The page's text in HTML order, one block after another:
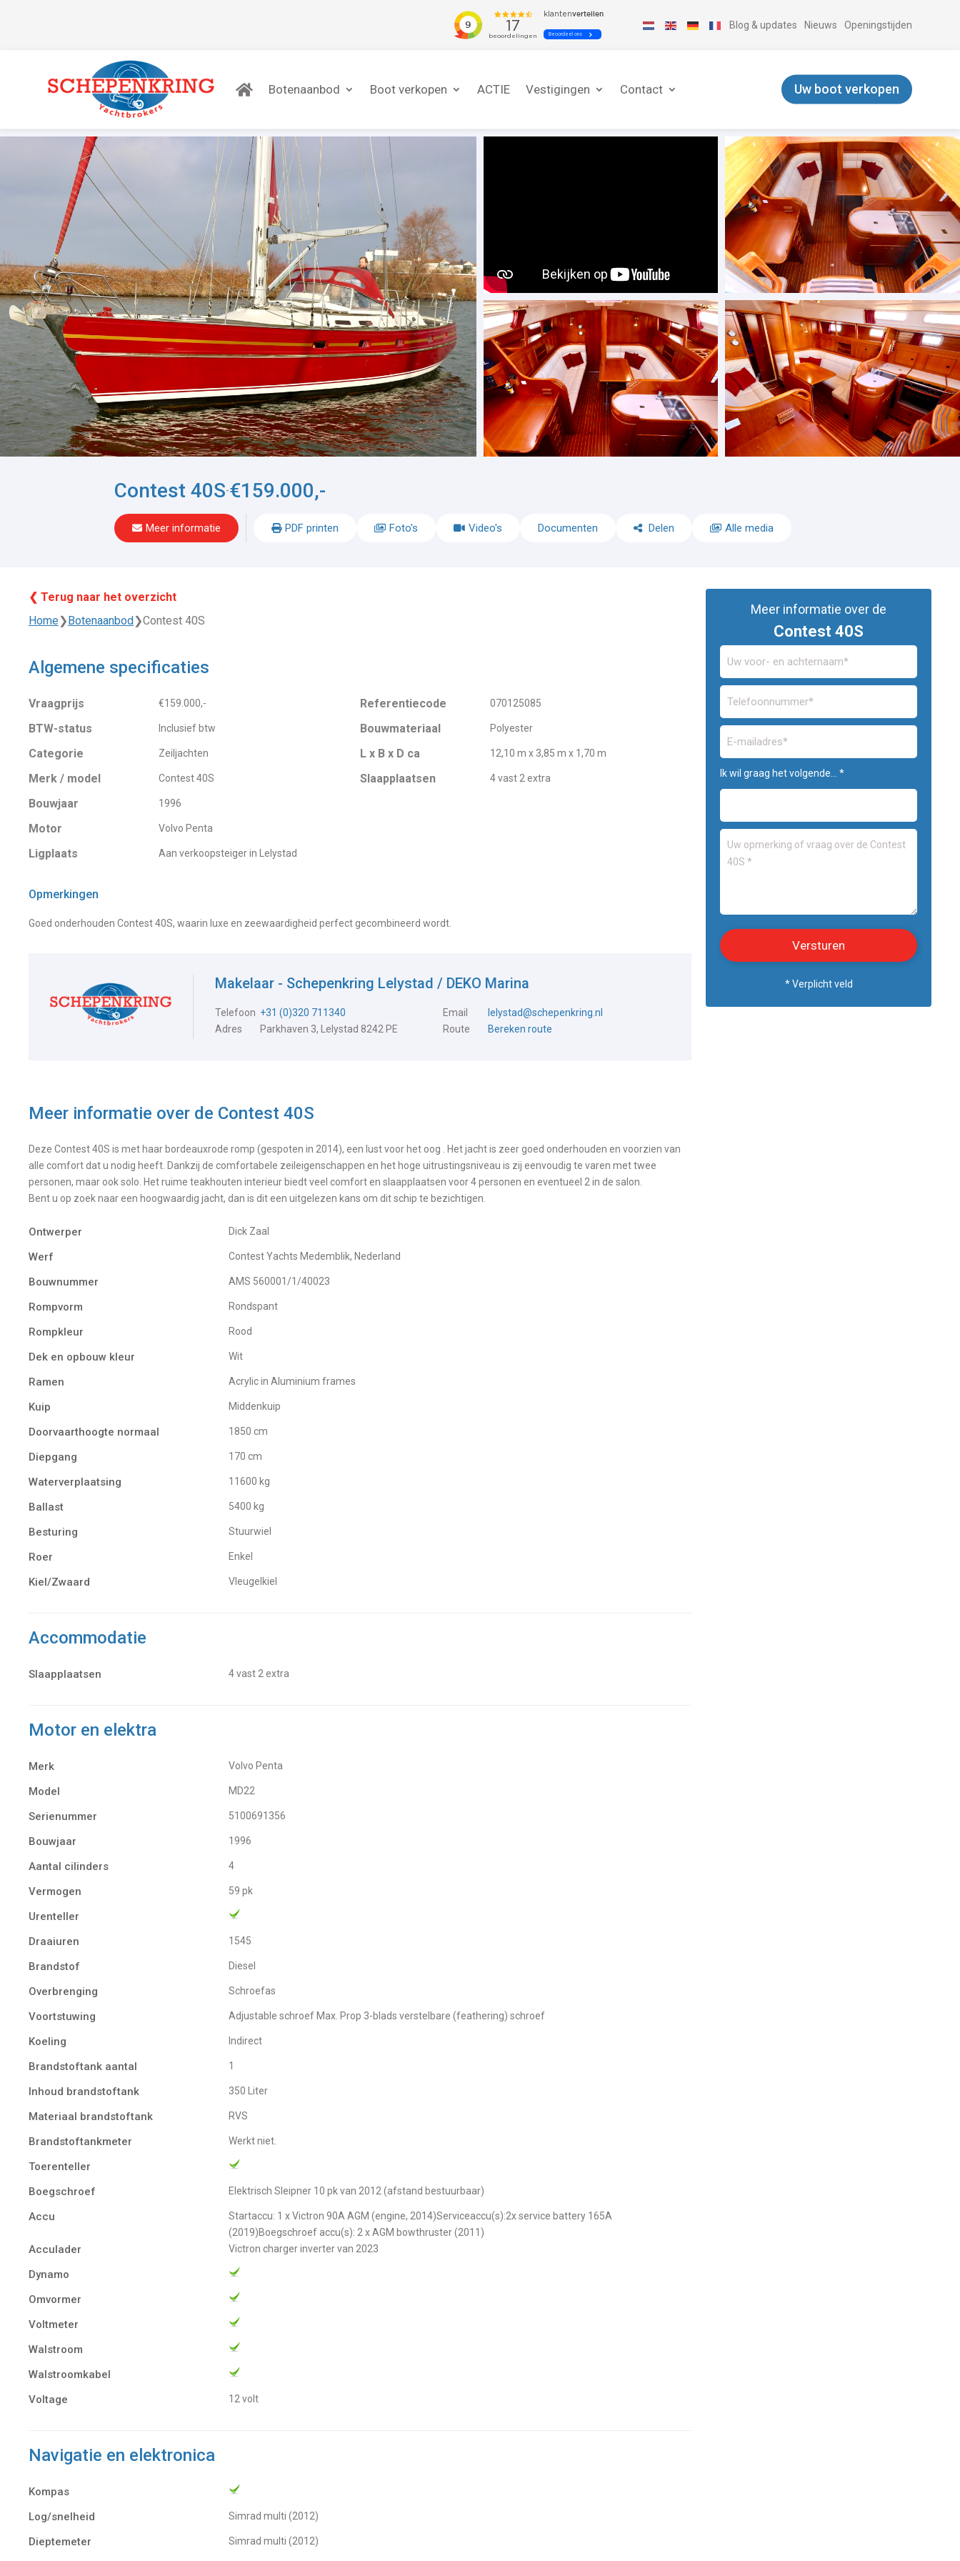
Blog & updates Nieuws Openingstijden
Botenaanbod Boot verkopen ACTIE Vestigingen Contact Uw boot verkopen
Contest 40S-€159.000,-
Meer informatie PDF printen Foto's Video's Documenten Delen Alle media
❮ Terug naar het overzicht
Home❯Botenaanbod❯Contest 40S
Algemene specificaties
Vraagprijs €159.000,-
BTW-status Inclusief btw
Categorie Zeiljachten
Merk / model Contest 40S
Bouwjaar 1996
Motor Volvo Penta
Ligplaats Aan verkoopsteiger in Lelystad
Referentiecode 070125085
Bouwmateriaal Polyester
L x B x D ca 12,10 m x 3,85 m x 1,70 m
Slaapplaatsen 4 vast 2 extra
Opmerkingen
Goed onderhouden Contest 40S, waarin luxe en zeewaardigheid perfect gecombineerd wordt.
Makelaar - Schepenkring Lelystad / DEKO Marina
Telefoon +31 (0)320 711340 Email
lelystad@schepenkring.nl
Adres
Parkhaven 3, Lelystad 8242 PE Route Bereken route
Meer informatie over de Contest 40S
Deze Contest 40S is met haar bordeauxrode romp (gespoten in 2014), een lust voor het oog . Het jacht is zeer goed onderhouden en voorzien van
alle comfort dat u nodig heeft. Dankzij de comfortabele zeileigenschappen en het hoge uitrustingsniveau is zij eenvoudig te varen met twee
personen, maar ook solo. Het ruime teakhouten interieur biedt veel comfort en slaapplaatsen voor 4 personen en eventueel 2 in de salon.
Bent u op zoek naar een hoogwaardig jacht, dan is dit een uitgelezen kans om dit schip te bezichtigen.
Ontwerper Dick Zaal
Werf Contest Yachts Medemblik, Nederland
Bouwnummer AMS 560001/1/40023
Rompvorm Rondspant
Rompkleur Rood
Dek en opbouw kleur Wit
Ramen Acrylic in Aluminium frames
Kuip Middenkuip
Doorvaarthoogte normaal 1850 cm
Diepgang 170 cm
Waterverplaatsing 11600 kg
Ballast 5400 kg
Besturing Stuurwiel
Roer Enkel
Kiel/Zwaard Vleugelkiel
Accommodatie
Slaapplaatsen 4 vast 2 extra
Motor en elektra
Merk Volvo Penta
Model MD22
Serienummer 5100691356
Bouwjaar 1996
Aantal cilinders 4
Vermogen 59 pk
Urenteller
Draaiuren
1545
Brandstof Diesel
Overbrenging Schroefas
Voortstuwing adjustable schroef Max. Prop 3-blads verstelbare (feathering) schroef
Koeling indirect
Brandstoftank aantal 1
Inhoud brandstoftank 350 Liter
Materiaal brandstoftank RVS
Brandstoftankmeter Werkt niet.
Toerenteller
Boegschroef
Elektrisch Sleipner 10 pk van 2012 (afstand bestuurbaar)
Accu
Startaccu: 1 x Victron 90A AGM (engine, 2014)Serviceaccu(s):2x service battery 165A
(2019)Boegschroef accu(s): 2 x AGM bowthruster (2011)
Acculader Victron charger inverter van 2023
Dynamo
Omvormer
Voltmeter
Walstroom
Walstroomkabel
Voltage
12 volt
Navigatie en elektronica
Kompas
Log/snelheid
Simrad multi (2012)
Dieptemeter Simrad multi (2012)
Meer informatie over de
Contest 40S
Ik wil graag het volgende... *
* Verplicht veld